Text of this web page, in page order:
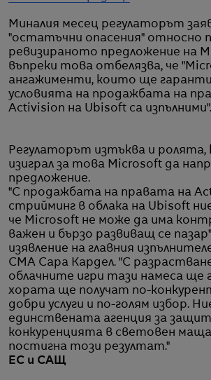
Миналия месец регулаторът
"остатъчни опасения" относно
ревизираното предложение на
въпреки това отбелязва, че
ангажименти, които ще
условията на продажбата на
Activision на Ubisoft са изпълними".
Регулаторът изтъква и ролята,
изиграл за това Microsoft да
предложение.
"С продажбата на правата на
стрийминг в облака на Ubisoft
че Microsoft не може да има
важен и бързо развиващ се
изявление на главния
CMA Сара Кардел. "С
облачните игри тази намеса ще
хората ще получат по-
добри услуги и по-голям избор.
единствената агенция за
конкуренцията в световен
постигна този резултат."
ЕС и САЩ